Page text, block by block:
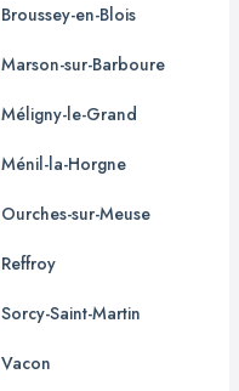
Broussey-en-Blois
Marson-sur-Barboure
Méligny-le-Grand
Ménil-la-Horgne
Ourches-sur-Meuse
Reffroy
Sorcy-Saint-Martin
Vacon